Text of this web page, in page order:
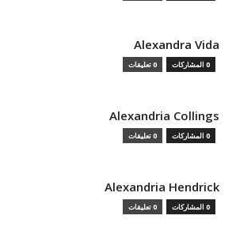
Alexandra Vida
0 المشاركات 0 تعليقات
Alexandria Collings
0 المشاركات 0 تعليقات
Alexandria Hendrick
0 المشاركات 0 تعليقات